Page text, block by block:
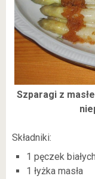
Szparagi z
Składniki:
1 pęczek
1 łyżka masła